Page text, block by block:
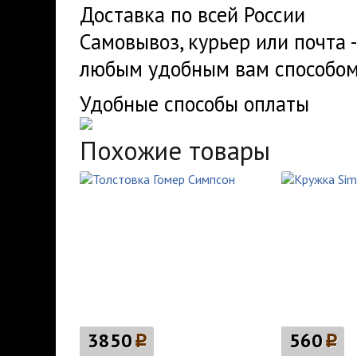
Доставка по всей России
Самовывоз, курьер или
любым удобным вам
Удобные способы оплаты
Похожие товары
3850p 560p